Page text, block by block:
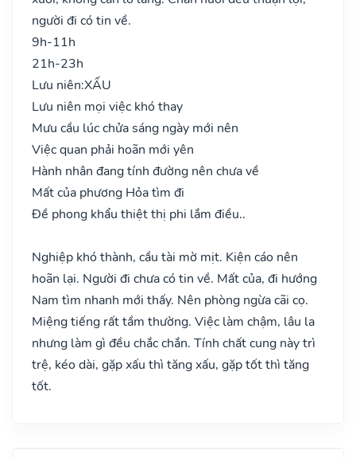
người đi có tin về.
9h-11h
21h-23h
Lưu niên:XẤU
Lưu niên mọi việc khó thay
Mưu cầu lúc chửa sáng ngày mới nên
Việc quan phải hoãn mới yên
Hành nhân đang tính đường nên chưa về
Mất của phương Hỏa tìm đi
Đề phong khẩu thiệt thị phi lắm điều..
Nghiệp khó thành, cầu tài mờ mịt. Kiện cáo nên
hoãn lại. Người đi chưa có tin về. Mất của, đi hướng
Nam tìm nhanh mới thấy. Nên phòng ngừa cãi cọ.
Miệng tiếng rất tầm thường. Việc làm chậm, lâu la
nhưng làm gì đều chắc chắn. Tính chất cung này trì
trệ, kéo dài, gặp xấu thì tăng xấu, gặp tốt thì tăng
tốt.